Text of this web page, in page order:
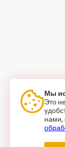
Мы
Это
нами,